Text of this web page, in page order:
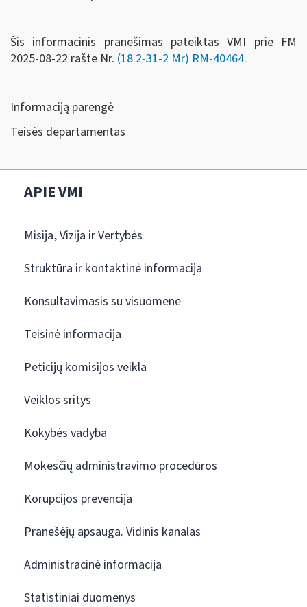
Šis informacinis pranešimas pateiktas VMI prie FM
2025-08-22 rašte Nr. (18.2-31-2 Mr) RM-40464.
Informaciją parengė
Teisės departamentas
APIE VMI
Misija, Vizija ir Vertybės
Struktūra ir kontaktinė informacija
Konsultavimasis su visuomene
Teisinė informacija
Peticijų komisijos veikla
Veiklos sritys
Kokybės vadyba
Mokesčių administravimo procedūros
Korupcijos prevencija
Pranešėjų apsauga. Vidinis kanalas
Administracinė informacija
Statistiniai duomenys